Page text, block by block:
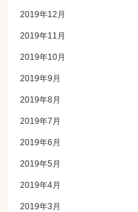
2019年12月
2019年11月
2019年10月
2019年9月
2019年8月
2019年7月
2019年6月
2019年5月
2019年4月
2019年3月